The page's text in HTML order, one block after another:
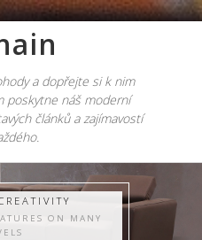
a dopřejte si k nim
poskytne náš moderní
článků a zajímavostí
ON MANY